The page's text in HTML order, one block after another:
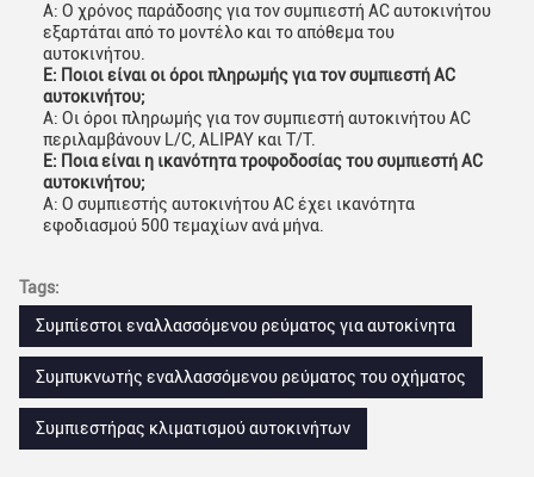
Α: Ο χρόνος παράδοσης για τον συμπιεστή AC αυτοκινήτου
εξαρτάται από το μοντέλο και το απόθεμα του
αυτοκινήτου.
Ε: Ποιοι είναι οι όροι πληρωμής για τον συμπιεστή AC
αυτοκινήτου;
Α: Οι όροι πληρωμής για τον συμπιεστή αυτοκινήτου AC
περιλαμβάνουν L/C, ALIPAY και T/T.
Ε: Ποια είναι η ικανότητα τροφοδοσίας του συμπιεστή AC
αυτοκινήτου;
Α: Ο συμπιεστής αυτοκινήτου AC έχει ικανότητα
εφοδιασμού 500 τεμαχίων ανά μήνα.
Tags:
Συμπίεστοι εναλλασσόμενου ρεύματος για αυτοκίνητα
Συμπυκνωτής εναλλασσόμενου ρεύματος του οχήματος
Συμπιεστήρας κλιματισμού αυτοκινήτων